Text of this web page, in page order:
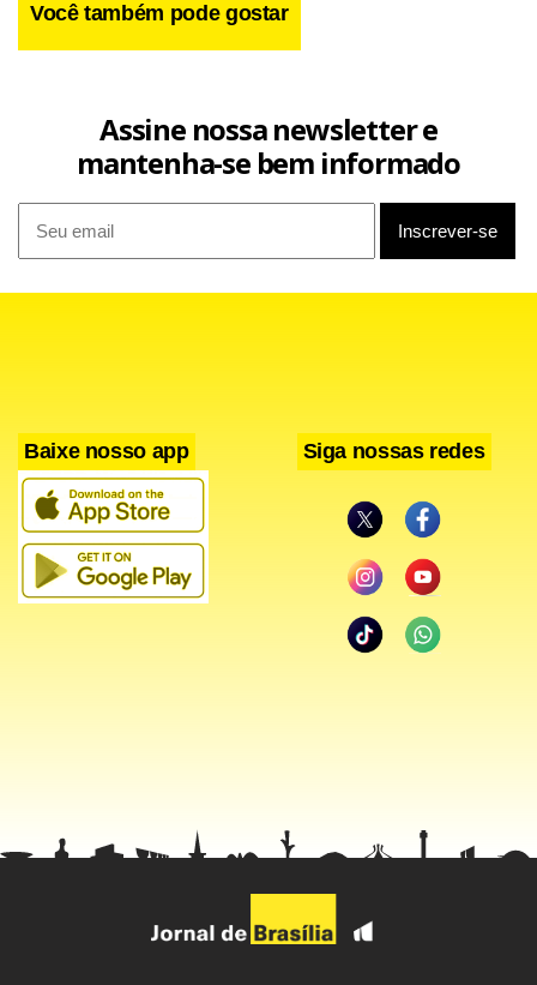
O material será retirado do lago por um sistema de sucção
subterrânea em balsa flutuante. Segundo o
superintendente de Esgotos da Sabesp, Paulo Nobre, os
detritos serão separados da água na margem do lago e
abastecendo os outros dois lagos de forma dinâmica”. “Vai
aumentar a qualidade da água e o espaço para a ictiofauna
(peixes), dando condições para o sistema reagir de forma
Você também pode gostar
Assine nossa newsletter e
mantenha-se bem informado
Baixe nosso app Siga nossas redes